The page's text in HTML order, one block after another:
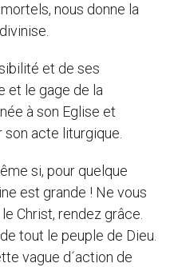
nous donne la
et de ses
et le gage de la
à son Eglise et
son acte liturgique.
si, pour quelque
est grande ! Ne vous
Christ, rendez grâce.
tout le peuple de Dieu.
vague d´action de